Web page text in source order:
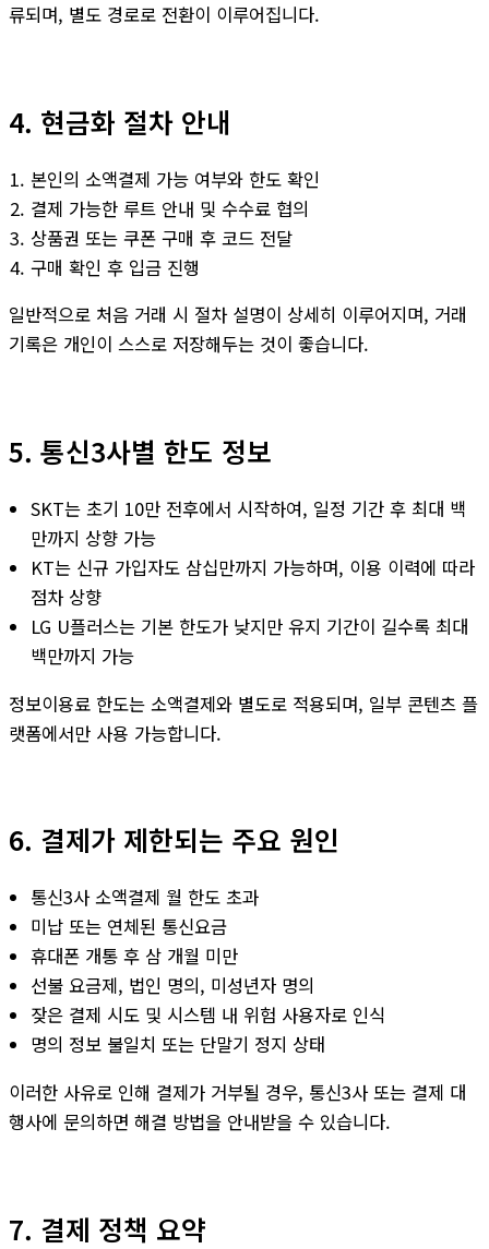
류되며, 별도 경로로 전환이 이루어집니다.
4. 현금화 절차 안내
본인의 소액결제 가능 여부와 한도 확인
결제 가능한 루트 안내 및 수수료 협의
상품권 또는 쿠폰 구매 후 코드 전달
구매 확인 후 입금 진행
일반적으로 처음 거래 시 절차 설명이 상세히 이루어지며, 거래
기록은 개인이 스스로 저장해두는 것이 좋습니다.
5. 통신3사별 한도 정보
SKT는 초기 10만 전후에서 시작하여, 일정 기간 후 최대 백
만까지 상향 가능
KT는 신규 가입자도 삼십만까지 가능하며, 이용 이력에 따라
점차 상향
LG U플러스는 기본 한도가 낮지만 유지 기간이 길수록 최대
백만까지 가능
정보이용료 한도는 소액결제와 별도로 적용되며, 일부 콘텐츠 플
랫폼에서만 사용 가능합니다.
6. 결제가 제한되는 주요 원인
통신3사 소액결제 월 한도 초과
미납 또는 연체된 통신요금
휴대폰 개통 후 삼 개월 미만
선불 요금제, 법인 명의, 미성년자 명의
잦은 결제 시도 및 시스템 내 위험 사용자로 인식
명의 정보 불일치 또는 단말기 정지 상태
이러한 사유로 인해 결제가 거부될 경우, 통신3사 또는 결제 대
행사에 문의하면 해결 방법을 안내받을 수 있습니다.
7. 결제 정책 요약